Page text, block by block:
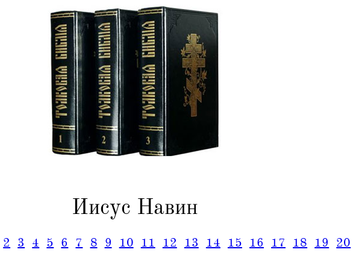
Иисус Навин
2 3 4 5 6 7 8 9 10 11 12 13 14 15 16 17 18 19 20